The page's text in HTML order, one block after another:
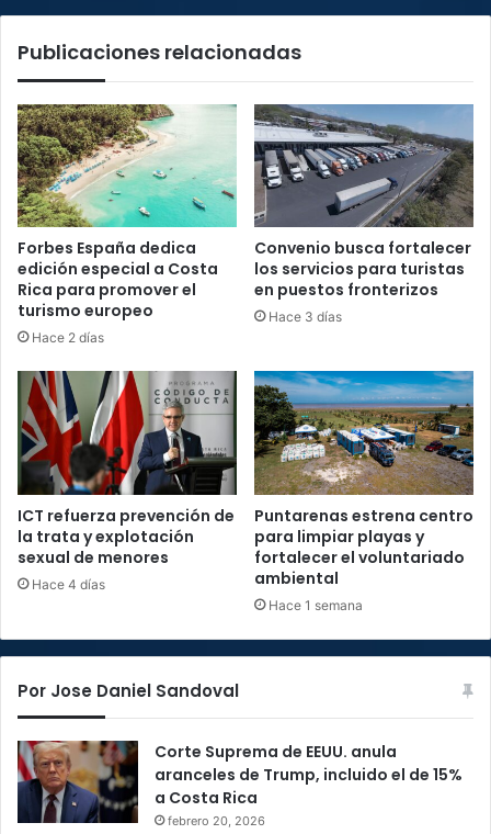
Publicaciones relacionadas
Forbes España dedica
edición especial a Costa
Rica para promover el
turismo europeo
Hace 2 días
Convenio busca fortalecer
los servicios para turistas
en puestos fronterizos
Hace 3 días
ICT refuerza prevención de
la trata y explotación
sexual de menores
Hace 4 días
Puntarenas estrena centro
para limpiar playas y
fortalecer el voluntariado
ambiental
Hace 1 semana
Por Jose Daniel Sandoval
Corte Suprema de EEUU. anula
aranceles de Trump, incluido el de 15%
a Costa Rica
febrero 20, 2026